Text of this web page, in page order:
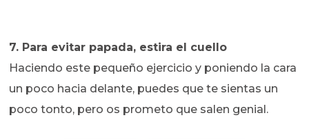
7. Para evitar papada, estira el cuello
Haciendo este pequeño ejercicio y poniendo la cara
un poco hacia delante, puedes que te sientas un
poco tonto, pero os prometo que salen genial.